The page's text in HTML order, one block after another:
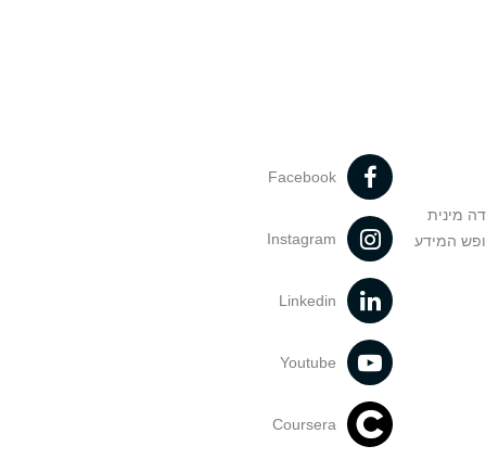
מינית
המידע
Facebook
Instagram
Linkedin
Youtube
Coursera